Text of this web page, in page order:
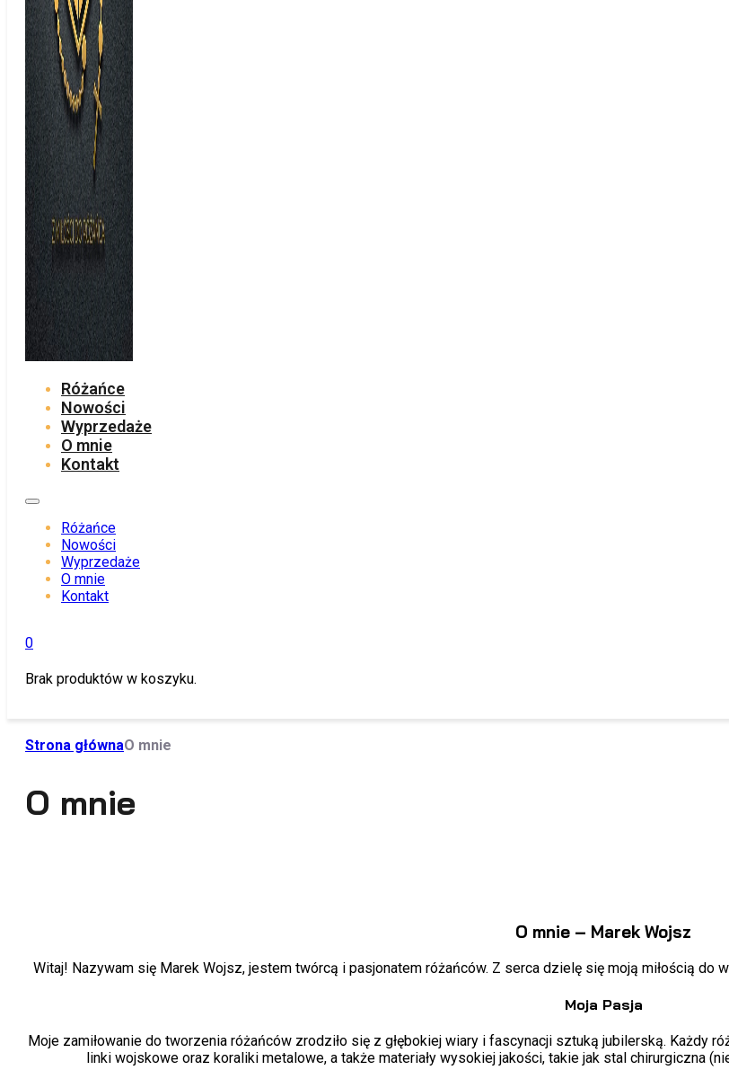
Różańce
Nowości
Wyprzedaże
O mnie
Kontakt
Różańce
Nowości
Wyprzedaże
O mnie
Kontakt
0
Brak produktów w koszyku.
Strona głównaO mnie
O mnie
O mnie – Marek Wojsz
Witaj! Nazywam się Marek Wojsz, jestem twórcą i pasjonatem różańców. Z serca dzielę się moją miłością do
Moja Pasja
Moje zamiłowanie do tworzenia różańców zrodziło się z głębokiej wiary i fascynacji sztuką jubilerską. Każdy
linki wojskowe oraz koraliki metalowe, a także materiały wysokiej jakości, takie jak stal chirurgiczna